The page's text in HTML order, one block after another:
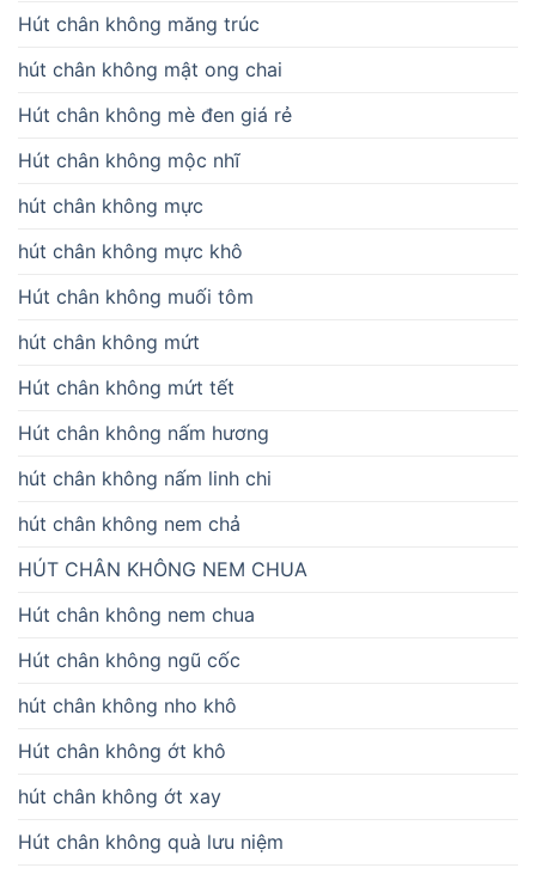
Hút chân không măng trúc
hút chân không mật ong chai
Hút chân không mè đen giá rẻ
Hút chân không mộc nhĩ
hút chân không mực
hút chân không mực khô
Hút chân không muối tôm
hút chân không mứt
Hút chân không mứt tết
Hút chân không nấm hương
hút chân không nấm linh chi
hút chân không nem chả
HÚT CHÂN KHÔNG NEM CHUA
Hút chân không nem chua
Hút chân không ngũ cốc
hút chân không nho khô
Hút chân không ớt khô
hút chân không ớt xay
Hút chân không quà lưu niệm